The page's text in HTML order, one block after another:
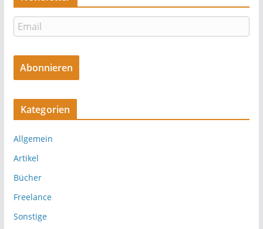
Kategorien
Allgemein
Artikel
Bücher
Freelance
Sonstige